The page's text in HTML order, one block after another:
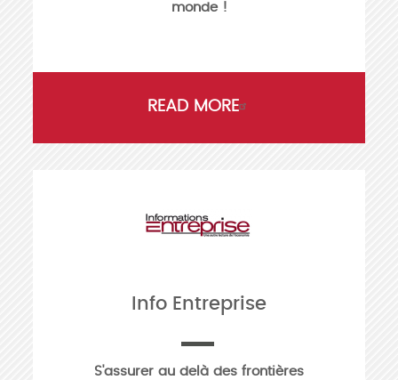
monde !
READ MORE
Info Entreprise
S'assurer au delà des frontières